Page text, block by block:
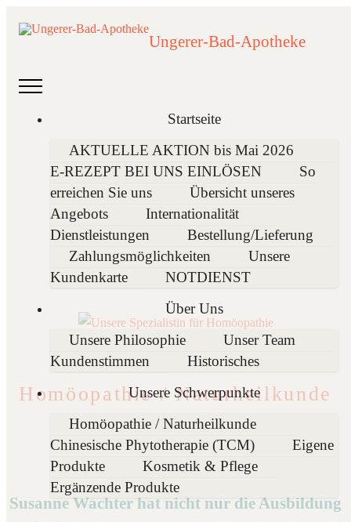
Ungerer-Bad-Apotheke
Startseite
AKTUELLE AKTION bis Mai 2026
E-REZEPT BEI UNS EINLÖSEN
So
erreichen Sie uns
Übersicht unseres
Angebots
Internationalität
Dienstleistungen
Bestellung/Lieferung
Zahlungsmöglichkeiten
Unsere
Kundenkarte
NOTDIENST
Über Uns
Unsere Philosophie
Unser Team
Kundenstimmen
Historisches
Unsere Schwerpunkte
Homöopathie / Naturheilkunde
Chinesische Phytotherapie (TCM)
Eigene
Produkte
Kosmetik & Pflege
Ergänzende Produkte
Unsere Schwerpunkte
Homöopathie / Naturheilkunde
—
Susanne Wachter hat nicht nur die Ausbildung